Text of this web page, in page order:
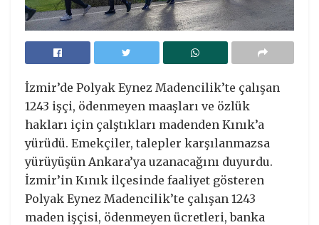
İzmir’de Polyak Eynez Madencilik’te çalışan
1243 işçi, ödenmeyen maaşları ve özlük
hakları için çalştıkları madenden Kınık’a
yürüdü. Emekçiler, talepler karşılanmazsa
yürüyüşün Ankara’ya uzanacağını duyurdu.
İzmir’in Kınık ilçesinde faaliyet gösteren
Polyak Eynez Madencilik’te çalışan 1243
maden işçisi, ödenmeyen ücretleri, banka